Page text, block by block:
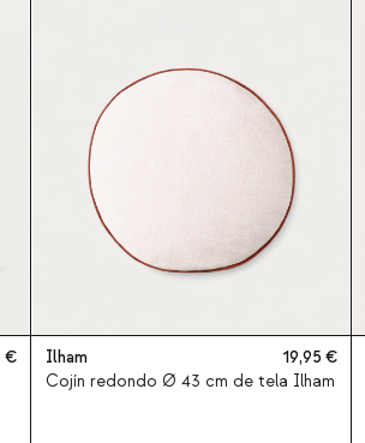
Ilham
19,95
Cojín redondo Ø 43 cm de tela Ilham